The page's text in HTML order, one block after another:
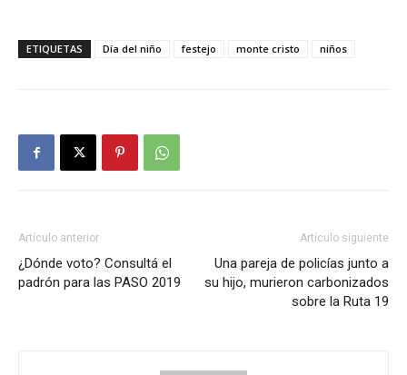
ETIQUETAS Día del niño festejo monte cristo niños
Artículo anterior
¿Dónde voto? Consultá el
padrón para las PASO 2019
Artículo siguiente
Una pareja de policías junto a
su hijo, murieron carbonizados
sobre la Ruta 19